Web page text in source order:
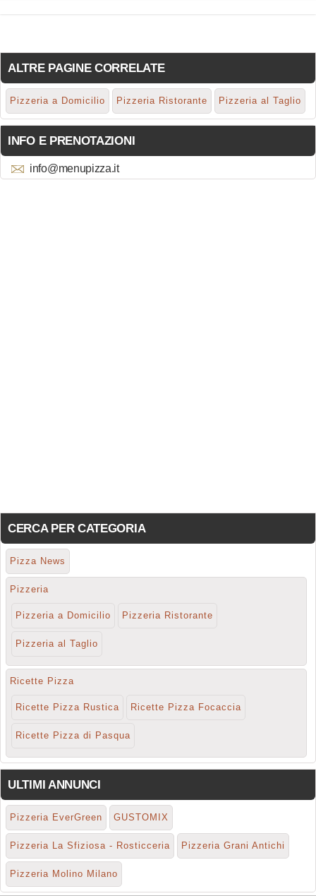
ALTRE PAGINE CORRELATE
Pizzeria a Domicilio Pizzeria Ristorante Pizzeria al Taglio
INFO E PRENOTAZIONI
info@menupizza.it
CERCA PER CATEGORIA
Pizza News
Pizzeria
Pizzeria a Domicilio Pizzeria Ristorante
Pizzeria al Taglio
Ricette Pizza
Ricette Pizza Rustica Ricette Pizza Focaccia
Ricette Pizza di Pasqua
ULTIMI ANNUNCI
Pizzeria EverGreen GUSTOMIX
Pizzeria La Sfiziosa - Rosticceria Pizzeria Grani Antichi
Pizzeria Molino Milano